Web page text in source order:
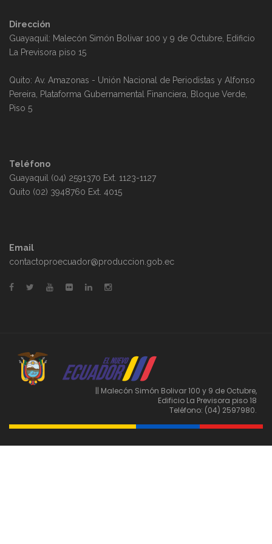
d
e
v
i
t
a
d
e
e
n
t
o
a
s
d
e
v
e
t
o
v
e
n
t
o
s
Dirección
Guayaquil: Malecón Simón Bolivar 100 y 9 de Octubre, Edificio
La Previsora piso 15
Quito: Av. Amazonas - Unión Nacional de Periodistas y Alfonso
Pereira, Plataforma Gubernamental Financiera, Bloque Verde,
Piso 5
Teléfono
Guayaquil (04) 2591370 Ext. 1123-1127
Quito (02) 3948760 Ext. 4015
Email
contactoproecuador@produccion.gob.ec
|| Malecón Simón Bolivar 100 y 9 de Octubre,
Edificio La Previsora piso 18
Teléfono: (04) 2597980.